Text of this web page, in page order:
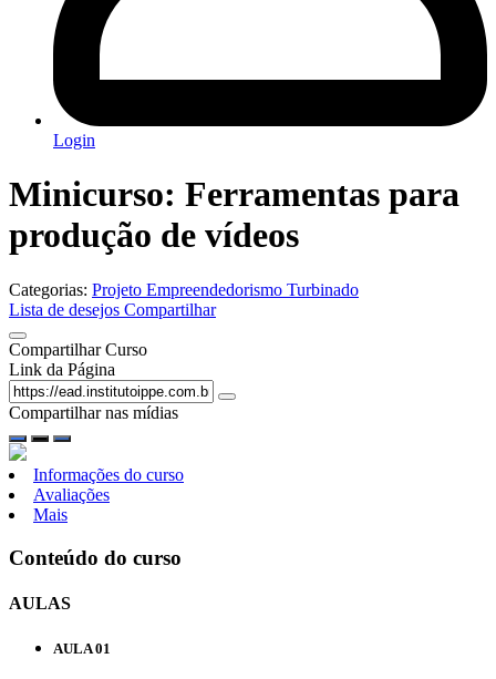
Login
Minicurso: Ferramentas para
produção de vídeos
Categorias: Projeto Empreendedorismo Turbinado
Lista de desejos Compartilhar
Compartilhar Curso
Link da Página
Compartilhar nas mídias
Informações do curso
Avaliações
Mais
Conteúdo do curso
AULAS
AULA 01